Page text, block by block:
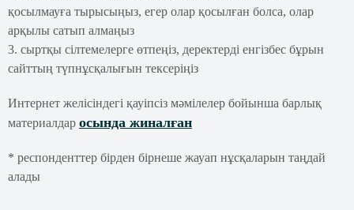
қосылмауға тырысыңыз, егер олар қосылған болса, олар
арқылы сатып алмаңыз
3. сыртқы сілтемелерге өтпеңіз, деректерді енгізбес бұрын
сайттың түпнұсқалығын тексеріңіз
Интернет желісіндегі қауіпсіз мәмілелер бойынша барлық
материалдар осында жиналған
* респонденттер бірден бірнеше жауап нұсқаларын таңдай
алады